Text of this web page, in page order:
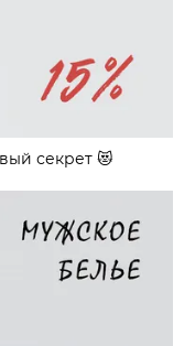
секрет 😻